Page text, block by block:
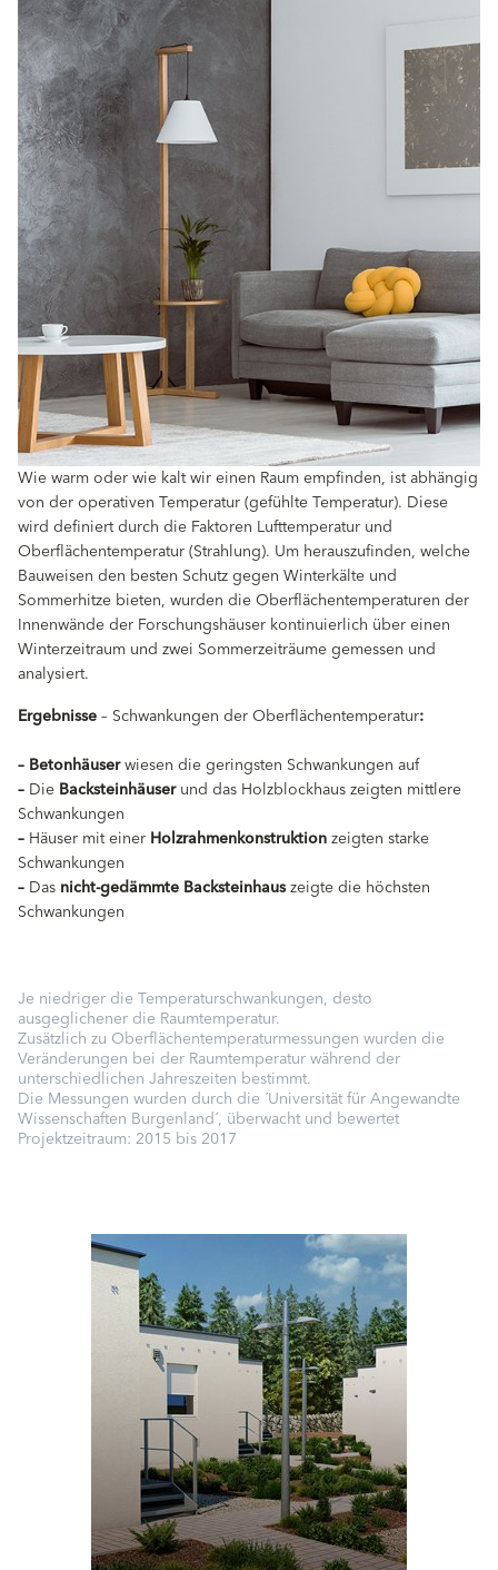
Wie warm oder wie kalt wir einen Raum empfinden, ist abhängig
von der operativen Temperatur (gefühlte Temperatur). Diese
wird definiert durch die Faktoren Lufttemperatur und
Oberflächentemperatur (Strahlung). Um herauszufinden, welche
Bauweisen den besten Schutz gegen Winterkälte und
Sommerhitze bieten, wurden die Oberflächentemperaturen der
Innenwände der Forschungshäuser kontinuierlich über einen
Winterzeitraum und zwei Sommerzeiträume gemessen und
analysiert.
Ergebnisse– Schwankungen der Oberflächentemperatur:
– Betonhäuserwiesen die geringsten Schwankungen auf
– Die Backsteinhäuserund das Holzblockhaus zeigten mittlere
Schwankungen
– Häuser mit einer Holzrahmenkonstruktionzeigten starke
Schwankungen
– Das nicht-gedämmte Backsteinhauszeigte die höchsten
Schwankungen
Je niedriger die Temperaturschwankungen, desto
ausgeglichener die Raumtemperatur.
Zusätzlich zu Oberflächentemperaturmessungen wurden die
Veränderungen bei der Raumtemperatur während der
unterschiedlichen Jahreszeiten bestimmt.
Die Messungen wurden durch die ´Universität für Angewandte
Wissenschaften Burgenland´, überwacht und bewertet
Projektzeitraum: 2015 bis 2017